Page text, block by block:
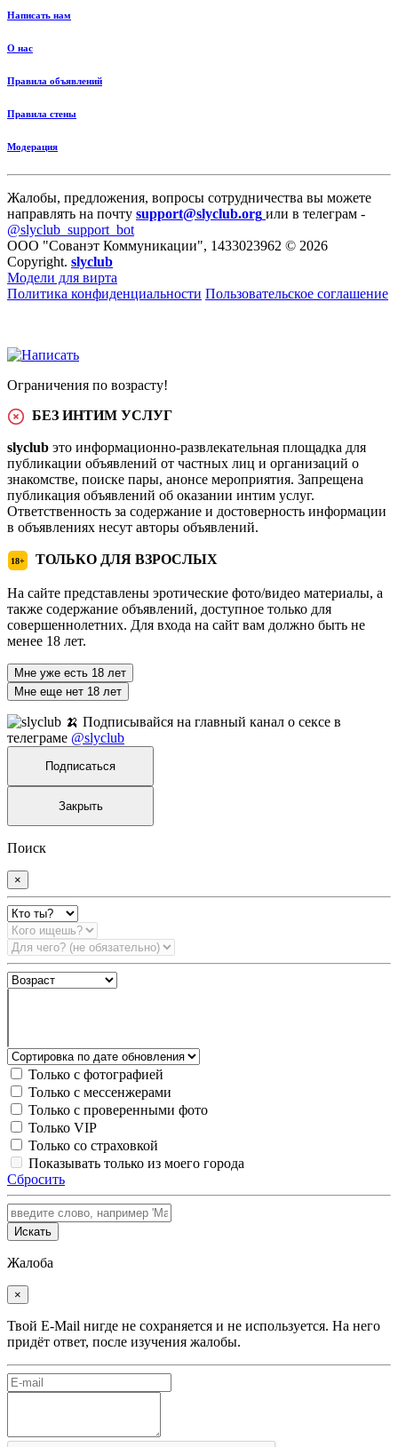
Написать нам
О нас
Правила объявлений
Правила стены
Модерация
Жалобы, предложения, вопросы сотрудничества вы можете
направлять на почту support@slyclub.org или в телеграм -
@slyclub_support_bot
ООО "Сованэт Коммуникации", 1433023962 © 2026
Copyright. slyclub
Модели для вирта
Политика конфиденциальности Пользовательское соглашение
Ограничения по возрасту!
БЕЗ ИНТИМ УСЛУГ
slyclub это информационно-развлекательная площадка для
публикации объявлений от частных лиц и организаций о
знакомстве, поиске пары, анонсе мероприятия. Запрещена
публикация объявлений об оказании интим услуг.
Ответственность за содержание и достоверность информации
в объявлениях несут авторы объявлений.
18+ ТОЛЬКО ДЛЯ ВЗРОСЛЫХ
На сайте представлены эротические фото/видео материалы, а
также содержание объявлений, доступное только для
совершеннолетних. Для входа на сайт вам должно быть не
менее 18 лет.
Мне уже есть 18 лет
Мне еще нет 18 лет
🍌 Подписывайся на главный канал о сексе в
телеграме @slyclub
Подписаться
Закрыть
Поиск
×
Только с фотографией
Только с мессенжерами
Только с проверенными фото
Только VIP
Только со страховкой
Показывать только из моего города
Сбросить
Искать
Жалоба
×
Твой E-Mail нигде не сохраняется и не используется. На него
придёт ответ, после изучения жалобы.